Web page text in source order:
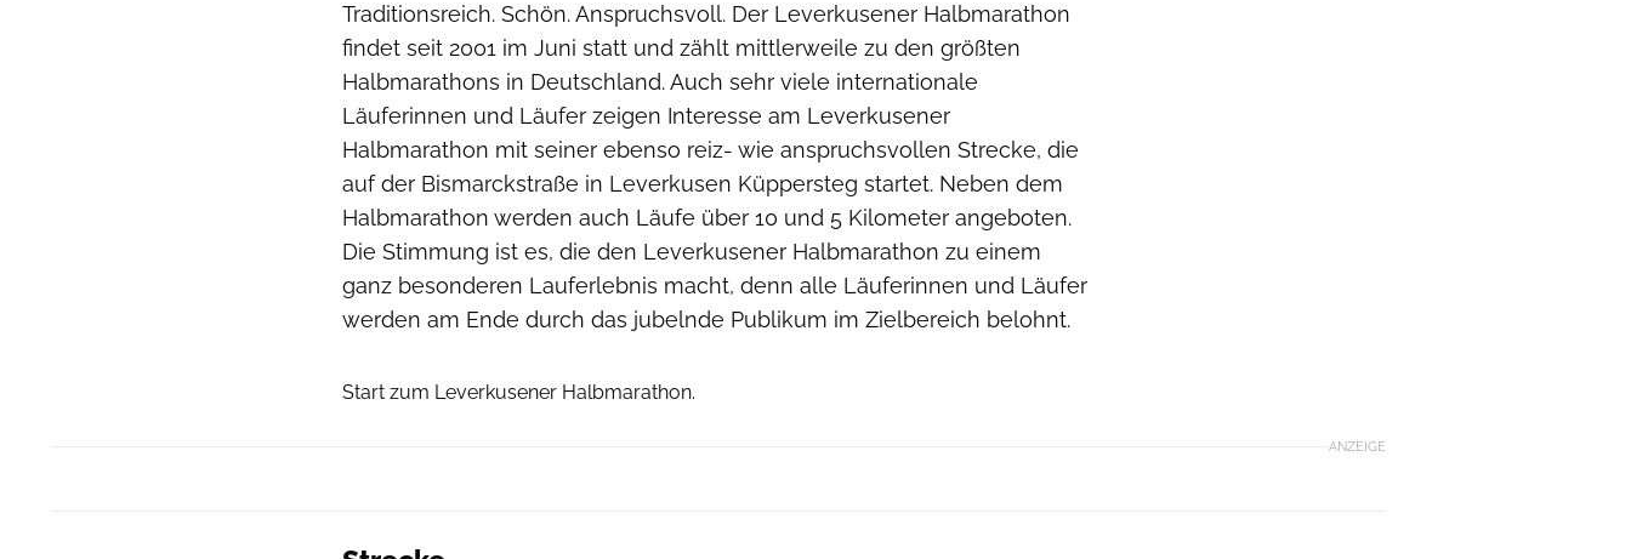
Traditionsreich. Schön. Anspruchsvoll. Der Leverkusener Halbmarathon
findet seit 2001 im Juni statt und zählt mittlerweile zu den größten
Halbmarathons in Deutschland. Auch sehr viele internationale
Läuferinnen und Läufer zeigen Interesse am Leverkusener
Halbmarathon mit seiner ebenso reiz- wie anspruchsvollen Strecke, die
auf der Bismarckstraße in Leverkusen Küppersteg startet. Neben dem
Halbmarathon werden auch Läufe über 10 und 5 Kilometer angeboten.
Die Stimmung ist es, die den Leverkusener Halbmarathon zu einem
ganz besonderen Lauferlebnis macht, denn alle Läuferinnen und Läufer
werden am Ende durch das jubelnde Publikum im Zielbereich belohnt.
Start zum Leverkusener Halbmarathon.
ANZEIGE